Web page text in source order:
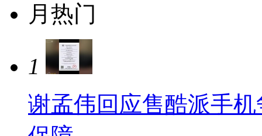
月热门
1
谢孟伟回应售酷派手